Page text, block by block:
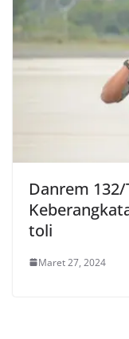
Danrem
toli
Maret 27, 2024